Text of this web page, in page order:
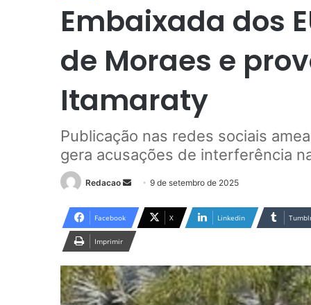
Embaixada dos
de Moraes e
Itamaraty
Publicação nas redes sociais
gera acusações de interferência
Redacao
n
d
u
m
e
9 de setembro de 2025
Facebook X Linkedin
Imprimir